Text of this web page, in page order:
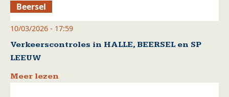
Beersel
10/03/2026 - 17:59
Verkeerscontroles in HALLE, BEERSEL en SP
LEEUW
Meer lezen